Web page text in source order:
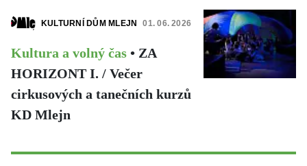
KULTURNÍ DŮM MLEJN 01. 06. 2026
Kultura a volný čas • ZA
HORIZONT I. / Večer
cirkusových a tanečních kurzů
KD Mlejn